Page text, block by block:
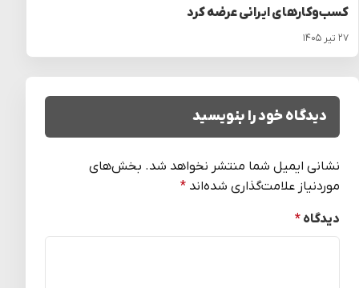
کسب‌وکارهای ایرانی عرضه کرد
۲۷ تیر ۱۴۰۵
دیدگاه خود را بنویسید
نشانی ایمیل شما منتشر نخواهد شد. بخش‌های
موردنیاز علامت‌گذاری شده‌اند *
دیدگاه *